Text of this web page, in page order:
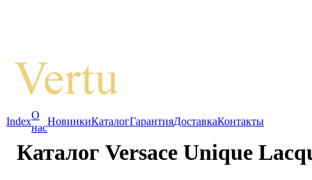
Index
О
нас
НовинкиКаталогГарантияДоставкаКонтакты
Каталог Versace Unique